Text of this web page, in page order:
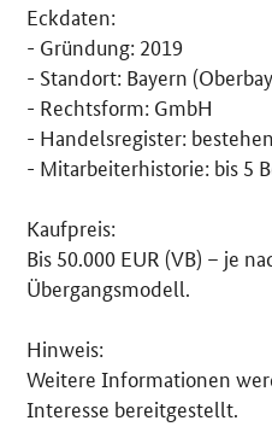
Eckdaten:
- Gründung: 2019
- Standort: Bayern
- Rechtsform: GmbH
- Handelsregister:
- Mitarbeiterhistorie: bis 5
Kaufpreis:
Bis 50.000 EUR (VB) – je
Übergangsmodell.
Hinweis:
Weitere Informationen
Interesse bereitgestellt.